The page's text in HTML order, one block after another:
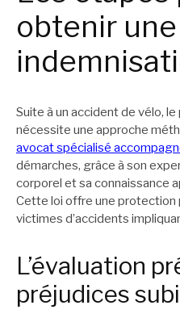
obtenir une
Suite à un accident de vélo,
nécessite une approche
avocat spécialisé
démarches, grâce à son
corporel et sa connaissance
Cette loi offre une protection
victimes d’accidents
L’évaluation
préjudices